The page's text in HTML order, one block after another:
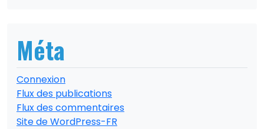
Méta
Connexion
Flux des publications
Flux des commentaires
Site de WordPress-FR